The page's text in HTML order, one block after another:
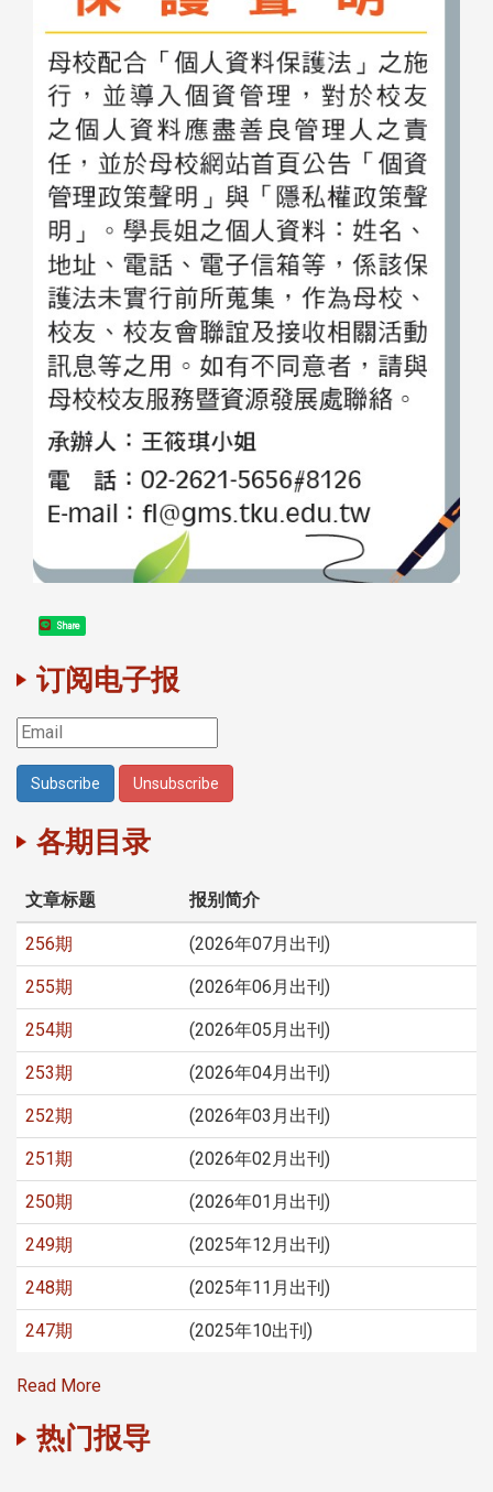
Share
订阅电子报
各期目录
文章标题 报别简介
256期 (2026年07月出刊)
255期 (2026年06月出刊)
254期 (2026年05月出刊)
253期 (2026年04月出刊)
252期 (2026年03月出刊)
251期 (2026年02月出刊)
250期 (2026年01月出刊)
249期 (2025年12月出刊)
248期 (2025年11月出刊)
247期 (2025年10出刊)
Read More
热门报导